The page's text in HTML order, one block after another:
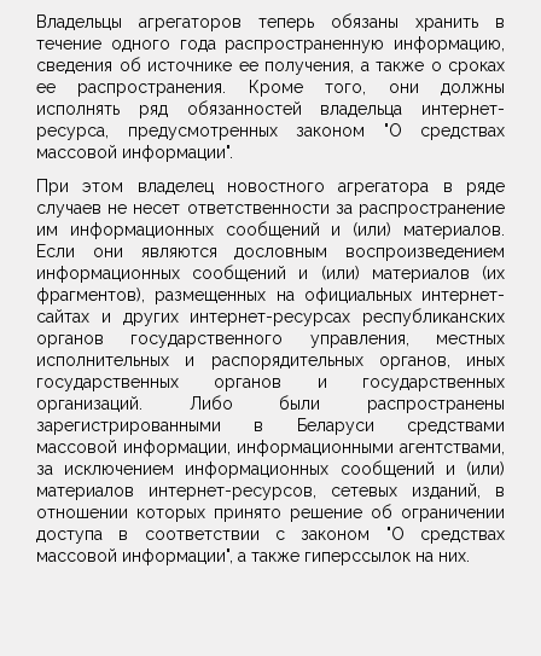
Владельцы агрегаторов теперь обязаны хранить в
течение одного года распространенную информацию,
сведения об источнике ее получения, а также о сроках
ее распространения. Кроме того, они должны
исполнять ряд обязанностей владельца интернет-
ресурса, предусмотренных законом "О средствах
массовой информации".
При этом владелец новостного агрегатора в ряде
случаев не несет ответственности за распространение
им информационных сообщений и (или) материалов.
Если они являются дословным воспроизведением
информационных сообщений и (или) материалов (их
фрагментов), размещенных на официальных интернет-
сайтах и других интернет-ресурсах республиканских
органов государственного управления, местных
исполнительных и распорядительных органов, иных
государственных органов и государственных
организаций. Либо были распространены
зарегистрированными в Беларуси средствами
массовой информации, информационными агентствами,
за исключением информационных сообщений и (или)
материалов интернет-ресурсов, сетевых изданий, в
отношении которых принято решение об ограничении
доступа в соответствии с законом "О средствах
массовой информации", а также гиперссылок на них.